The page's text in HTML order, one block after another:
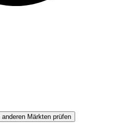
anderen Märkten prüfen